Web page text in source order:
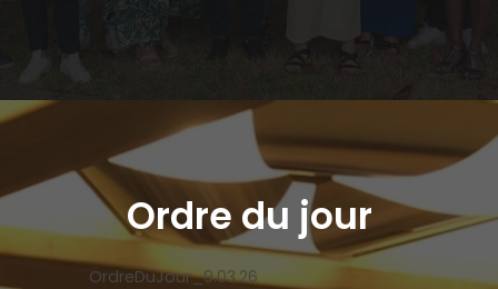
Ordre du jour
OrdreDuJour_9.03.26